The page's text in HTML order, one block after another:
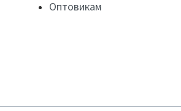
Оптовикам